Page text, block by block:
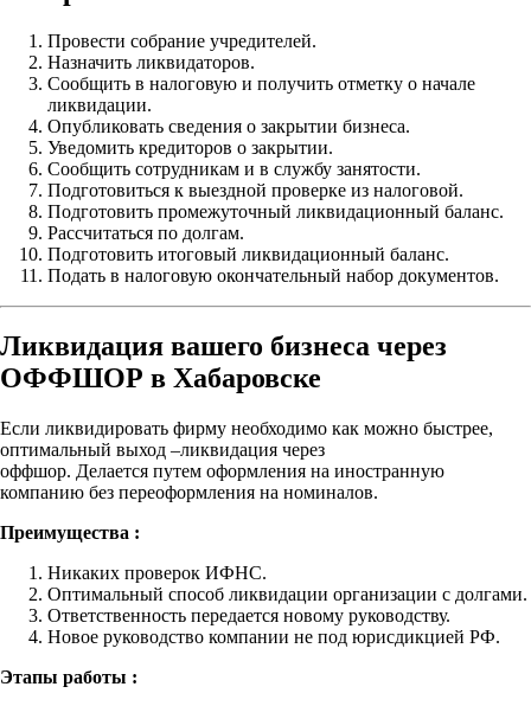
Провести собрание учредителей.
Назначить ликвидаторов.
Сообщить в налоговую и получить отметку о начале
ликвидации.
Опубликовать сведения о закрытии бизнеса.
Уведомить кредиторов о закрытии.
Сообщить сотрудникам и в службу занятости.
Подготовиться к выездной проверке из налоговой.
Подготовить промежуточный ликвидационный баланс.
Рассчитаться по долгам.
Подготовить итоговый ликвидационный баланс.
Подать в налоговую окончательный набор документов.
Ликвидация вашего бизнеса через
ОФФШОР в Хабаровске
Если ликвидировать фирму необходимо как можно быстрее,
оптимальный выход –ликвидация через
оффшор. Делается путем оформления на иностранную
компанию без переоформления на номиналов.
Преимущества :
Никаких проверок ИФНС.
Оптимальный способ ликвидации организации с долгами.
Ответственность передается новому руководству.
Новое руководство компании не под юрисдикцией РФ.
Этапы работы :